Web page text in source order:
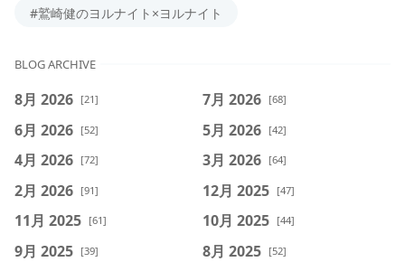
#鷲崎健のヨルナイト×ヨルナイト
BLOG ARCHIVE
8月 2026 [21] 7月 2026 [68]
6月 2026 [52] 5月 2026 [42]
4月 2026 [72] 3月 2026 [64]
2月 2026 [91] 12月 2025 [47]
11月 2025 [61] 10月 2025 [44]
9月 2025 [39] 8月 2025 [52]